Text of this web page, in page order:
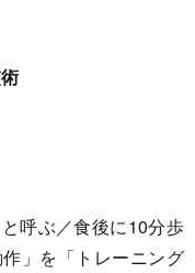
呼ぶ／食後に10分歩
」を「トレーニング